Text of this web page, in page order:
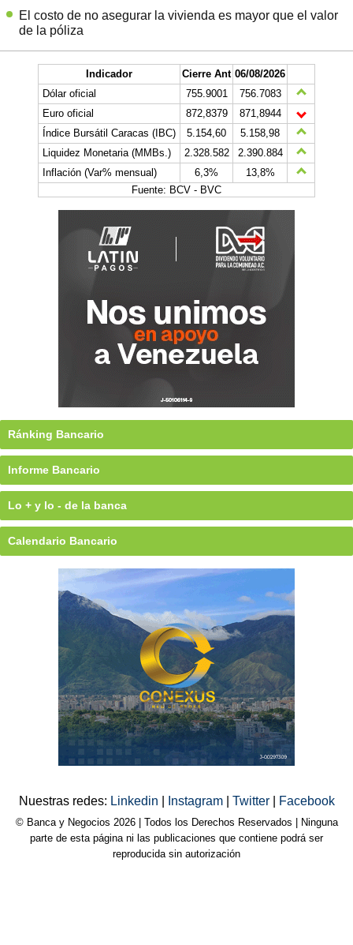
El costo de no asegurar la vivienda es mayor que el valor
de la póliza
Indicador Cierre Ant 06/08/2026
Dólar oficial
755.9001
756.7083
Euro oficial
872,8379
871,8944
Índice Bursátil Caracas (IBC)
5.154,60
5.158,98
Liquidez Monetaria (MMBs.)
2.328.582
2.390.884
Inflación (Var% mensual)
6,3%
13,8%
Fuente: BCV - BVC
Ránking Bancario
Informe Bancario
Lo + y lo - de la banca
Calendario Bancario
Nuestras redes: Linkedin Instagram Twitter Facebook
© Banca y Negocios 2026 | Todos los Derechos Reservados | Ninguna
parte de esta página ni las publicaciones que contiene podrá ser
reproducida sin autorización